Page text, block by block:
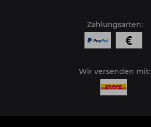
Zahlungsarten:
Wir versenden mit: